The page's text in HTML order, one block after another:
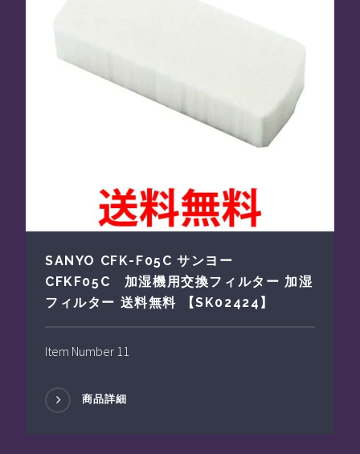
SANYO CFK-F05C サンヨー
CFKF05C 加湿機用交換フィルター 加湿
フィルター 送料無料 【SK02424】
Item Number 11
商品詳細